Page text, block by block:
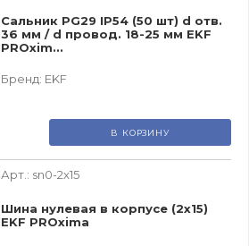
Сальник PG29 IP54 (50 шт) d отв.
36 мм / d провод. 18-25 мм EKF
PROxim...
Бренд: EKF
В КОРЗИНУ
Арт.: sn0-2x15
Шина нулевая в корпусе (2х15)
EKF PROxima